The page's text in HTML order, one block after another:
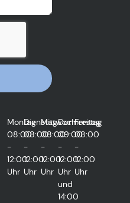
Montag
08:00
-
12:00
Uhr
Dienstag
08:00
-
12:00
Uhr
Mittwoch
08:00
-
12:00
Uhr
Donnerstag
09:00
-
12:00
Uhr
und
14:00
Freitag
08:00
-
12:00
Uhr